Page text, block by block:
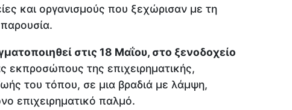
και οργανισμούς που ξεχώρισαν με τη
στις 18 Μαΐου, στο ξενοδοχείο
εκπροσώπους της επιχειρηματικής,
του τόπου, σε μια βραδιά με λάμψη,
επιχειρηματικό παλμό.